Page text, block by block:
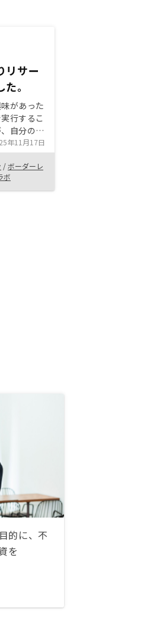
リサー
。
があった
行するこ
自分の資
、小さな
うと思っ
Expo,IRを
イベント
り、大阪
年11月17日
/ボーダーレ
ボ
的に、不
を